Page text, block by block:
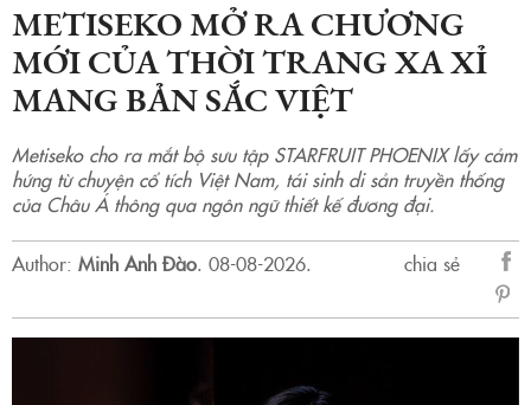
METISEKO MỞ RA CHƯƠNG
MỚI CỦA THỜI TRANG XA XỈ
MANG BẢN SẮC VIỆT
Metiseko cho ra mắt bộ sưu tập STARFRUIT PHOENIX lấy cảm
hứng từ chuyện cổ tích Việt Nam, tái sinh di sản truyền thống
của Châu Á thông qua ngôn ngữ thiết kế đương đại.
Author: Minh Anh Đào. 08-08-2026.
chia sẻ
sẻ